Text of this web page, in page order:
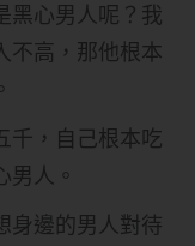
黑心男人呢？我
不高，那他根本
千，自己根本吃
人。
身邊的男人對待